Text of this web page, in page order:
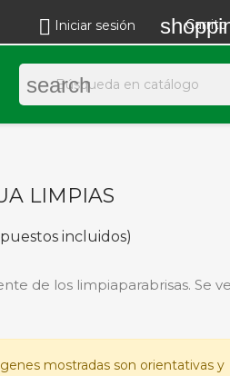
 Iniciar sesión Carrito
search
LIMPIAS
incluidos)
de los limpiaparabrisas. Se
mostradas son orientativas y